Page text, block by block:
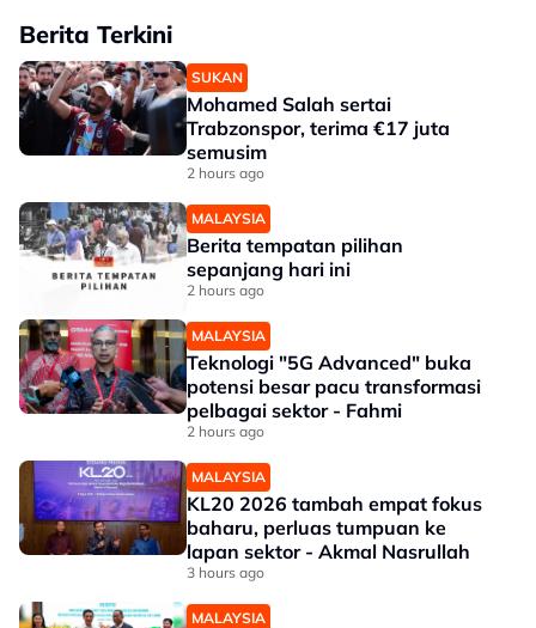
Berita Terkini
SUKAN
Mohamed Salah sertai
Trabzonspor, terima €17 juta
semusim
2 hours ago
MALAYSIA
Berita tempatan pilihan
sepanjang hari ini
2 hours ago
MALAYSIA
Teknologi "5G Advanced" buka
potensi besar pacu transformasi
pelbagai sektor - Fahmi
2 hours ago
MALAYSIA
KL20 2026 tambah empat fokus
baharu, perluas tumpuan ke
lapan sektor - Akmal Nasrullah
3 hours ago
MALAYSIA